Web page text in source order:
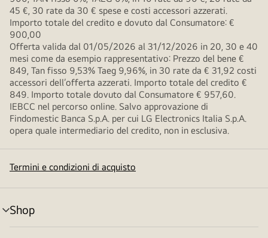
45 €, 30 rate da 30 € spese e costi accessori azzerati.
Importo totale del credito e dovuto dal Consumatore: €
900,00
Offerta valida dal 01/05/2026 al 31/12/2026 in 20, 30 e 40
mesi come da esempio rappresentativo: Prezzo del bene €
849, Tan fisso 9,53% Taeg 9,96%, in 30 rate da € 31,92 costi
accessori dell’offerta azzerati. Importo totale del credito €
849. Importo totale dovuto dal Consumatore € 957,60.
IEBCC nel percorso online. Salvo approvazione di
Findomestic Banca S.p.A. per cui LG Electronics Italia S.p.A.
opera quale intermediario del credito, non in esclusiva.
Termini e condizioni di acquisto
Shop
Attivazione
menu